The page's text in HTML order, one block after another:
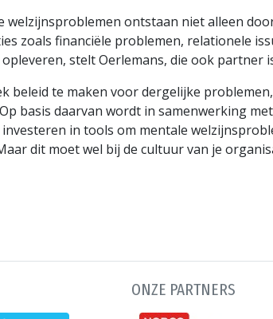
ontstaan niet alleen
zoals financiële problemen, relationele
stelt Oerlemans, die ook partner
beleid te maken voor dergelijke
basis daarvan wordt in samenwerking
in tools om mentale
dit moet wel bij de cultuur van je
ONZE PARTNERS